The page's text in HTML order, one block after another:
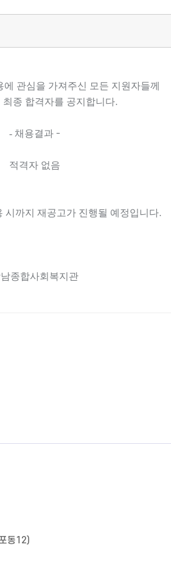
관심을 가져주신 모든 지원자들께
최종 합격자를 공지합니다.
- 채용결과 -
적격자 없음
시까지 재공고가 진행될 예정입니다.
종합사회복지관
동12)